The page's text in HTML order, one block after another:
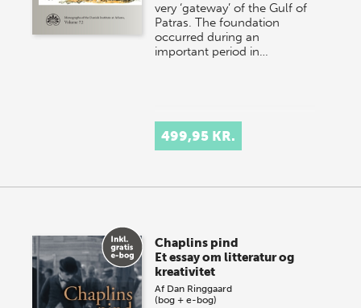
very ‘gateway’ of the Gulf of
Patras. The foundation
occurred during an
important period in…
499,95 KR.
Chaplins pind
Et essay om litteratur og
kreativitet
Af Dan Ringgaard
(bog + e-bog)